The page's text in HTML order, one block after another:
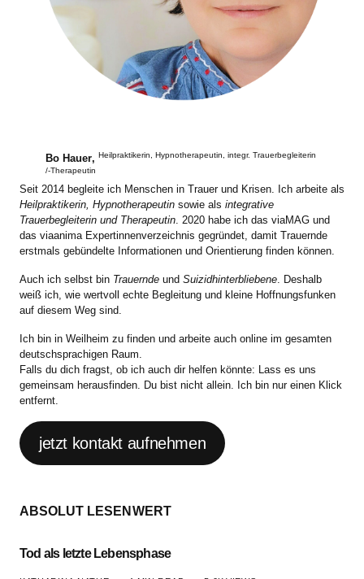
Bo Hauer, Heilpraktikerin, Hypnotherapeutin, integr. Trauerbegleiterin
/-Therapeutin
Seit 2014 begleite ich Menschen in Trauer und Krisen. Ich arbeite als
Heilpraktikerin, Hypnotherapeutin sowie als integrative
Trauerbegleiterin und Therapeutin. 2020 habe ich das viaMAG und
das viaanima Expertinnenverzeichnis gegründet, damit Trauernde
erstmals gebündelte Informationen und Orientierung finden können.
Auch ich selbst bin Trauernde und Suizidhinterbliebene. Deshalb
weiß ich, wie wertvoll echte Begleitung und kleine Hoffnungsfunken
auf diesem Weg sind.
Ich bin in Weilheim zu finden und arbeite auch online im gesamten
deutschsprachigen Raum.
Falls du dich fragst, ob ich auch dir helfen könnte: Lass es uns
gemeinsam herausfinden. Du bist nicht allein. Ich bin nur einen Klick
entfernt.
jetzt kontakt aufnehmen
ABSOLUT LESENWERT
Tod als letzte Lebensphase